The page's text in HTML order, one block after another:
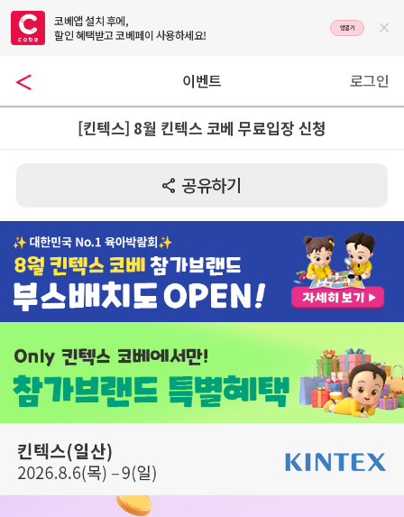
코베앱 설치 후에,
할인 혜택받고 코베페이 사용하세요!
앱열기 
이벤트 로그인
[킨텍스] 8월 킨텍스 코베 무료입장 신청
 공유하기